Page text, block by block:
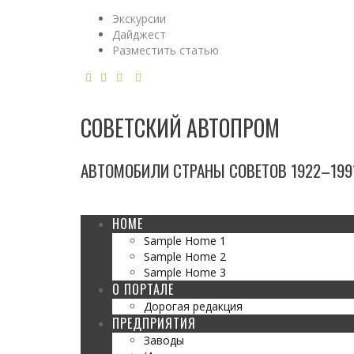
Экскурсии
Дайджест
Разместить статью
СОВЕТСКИЙ АВТОПРОМ
АВТОМОБИЛИ СТРАНЫ СОВЕТОВ
HOME
Sample Home 1
Sample Home 2
Sample Home 3
О ПОРТАЛЕ
Дорогая редакция
ПРЕДПРИЯТИЯ
Заводы